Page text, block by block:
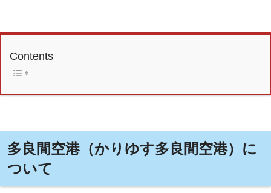
Contents
多良間空港（かりゆす多良間空港）に
ついて